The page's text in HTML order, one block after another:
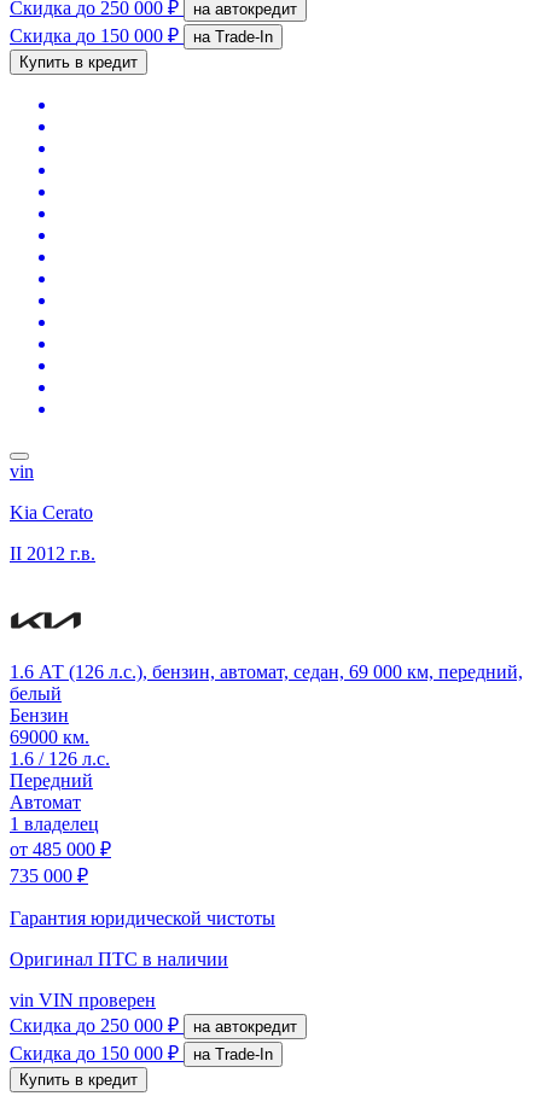
Скидка до 250 000 ₽ на автокредит
Скидка до 150 000 ₽
на Trade-In
Купить в кредит
vin
Kia Cerato
II 2012 г.в.
1.6 АТ (126 л.с.), бензин, автомат, седан, 69 000 км, передний,
белый
Бензин
69000 км.
1.6 / 126 л.с.
Передний
Автомат
1 владелец
от 485 000 ₽
735 000 ₽
Гарантия юридической чистоты
Оригинал ПТС в наличии
vin VIN проверен
Скидка до 250 000 ₽ на автокредит
Скидка до 150 000 ₽
на Trade-In
Купить в кредит